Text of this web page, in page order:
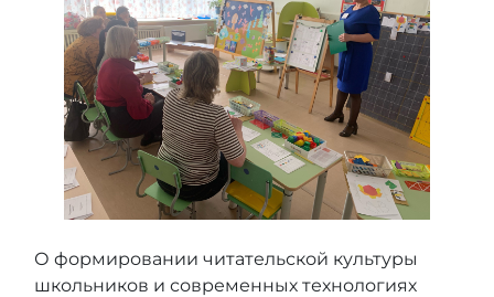
О формировании читательской культуры
школьников и современных технологиях